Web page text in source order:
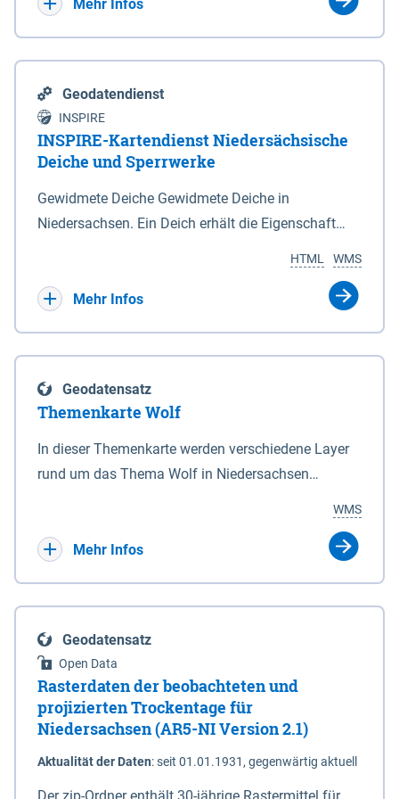
Mehr Infos
Geodatendienst
INSPIRE
INSPIRE-Kartendienst Niedersächsische
Deiche und Sperrwerke
Gewidmete Deiche Gewidmete Deiche in
Niedersachsen. Ein Deich erhält die Eigenschaft
Deichbehörde durch Verordnung ausspricht. Für
enthalten. Sperrwerke Sperrwerke sind Bauwerke
mit Sperrvorrichtungen in Tidegewässern, die dem
Schutz eines Gebietes vor erhöhten Tiden, vor allem
vor Sturmfluten, zu dienen bestimmt sind (§2 Abs.3
Eigenschaft eines Sperrwerkes durch Widmung, die
die Deichbehörde durch Verordnung ausspricht.
WMS
HTML
Mehr Infos
Geodatensatz
Themenkarte Wolf
In dieser Themenkarte werden verschiedene Layer
rund um das Thema Wolf in Niedersachsen
sowie Status der bestehenden Wolfsterritorien im
laufenden Monitoringjahr.
WMS
Mehr Infos
Geodatensatz
Open Data
Rasterdaten der beobachteten und
projizierten Trockentage für
Niedersachsen (AR5-NI Version 2.1)
Aktualität der Daten:seit 01.01.1931, gegenwärtig aktuell